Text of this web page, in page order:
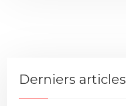
Derniers articles